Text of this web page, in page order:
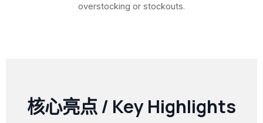
overstocking or stockouts.
核心亮点 / Key Highlights